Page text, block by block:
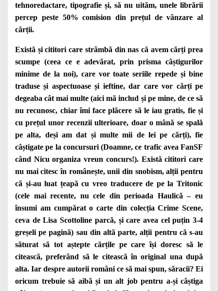
tehnoredactare, tipografie și, să nu uităm, unele librării
percep peste 50% comision din prețul de vânzare al
cărții.
Există și cititori care strâmbă din nas că avem cărți prea
scumpe (ceea ce e adevărat, prin prisma câștigurilor
minime de la noi), care vor toate seriile repede și bine
traduse și aspectuoase și ieftine, dar care vor cărți pe
degeaba cât mai multe (aici mă includ și pe mine, de ce să
nu recunosc, chiar îmi face plăcere să le iau gratis, fie și
cu prețul unor recenzii ulterioare, doar o mână se spală
pe alta, deși am dat și multe mii de lei pe cărți), fie
câștigate pe la concursuri (Doamne, ce trafic avea FanSF
când Nicu organiza vreun concurs!). Există cititori care
nu mai citesc în românește, unii din snobism, alții pentru
că și-au luat țeapă cu vreo traducere de pe la Tritonic
(cele mai recente, nu cele din perioada Haulică – eu
însumi am cumpărat o carte din colecția Crime Scene,
ceva de Lisa Scottoline parcă, și care avea cel puțin 3-4
greșeli pe pagină) sau din altă parte, alții pentru că s-au
săturat să tot aștepte cărțile pe care își doresc să le
citească, preferând să le citească în original una după
alta. Iar despre autorii români ce să mai spun, săracii? Ei
oricum trebuie să aibă și un alt job pentru a-și câștiga